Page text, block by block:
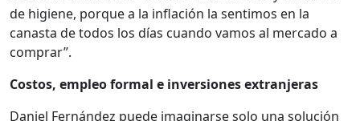
de higiene, porque a la inflación la sentimos en la
canasta de todos los días cuando vamos al mercado a
comprar”.
Costos, empleo formal e inversiones extranjeras
Daniel Fernández puede imaginarse solo una solución